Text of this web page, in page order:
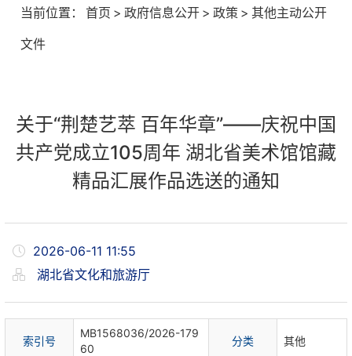
当前位置： 首页 > 政府信息公开 > 政策 > 其他主动公开
文件
关于“荆楚艺萃 百年华章”——庆祝中国
共产党成立105周年 湖北省美术馆馆藏
精品汇展作品选送的通知
2026-06-11 11:55
湖北省文化和旅游厅
索引号
MB1568036/2026-179
60
分类 其他